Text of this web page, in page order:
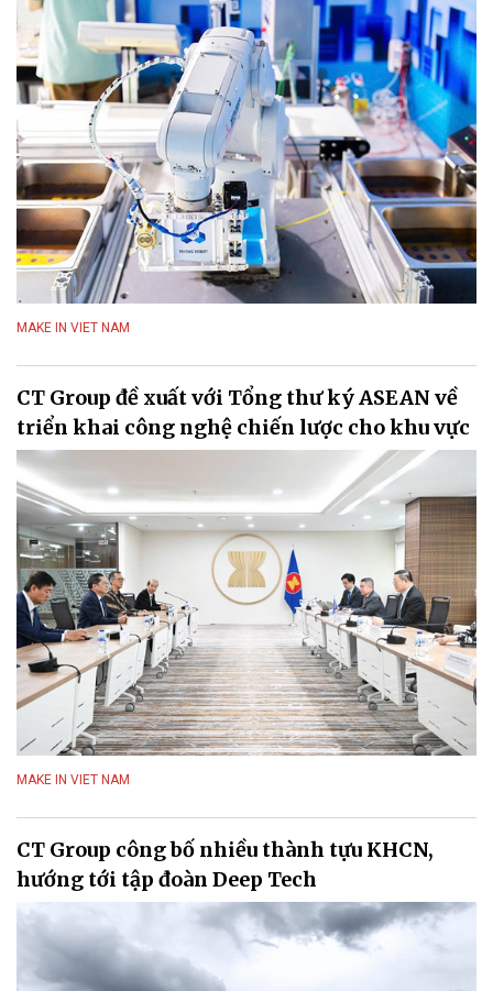
MAKE IN VIET NAM
CT Group đề xuất với Tổng thư ký ASEAN về
triển khai công nghệ chiến lược cho khu vực
MAKE IN VIET NAM
CT Group công bố nhiều thành tựu KHCN,
hướng tới tập đoàn Deep Tech